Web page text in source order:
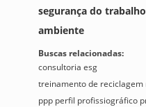
segurança do
ambiente
Buscas relacionadas:
consultoria esg
treinamento de reciclagem
ppp perfil profissiográfico